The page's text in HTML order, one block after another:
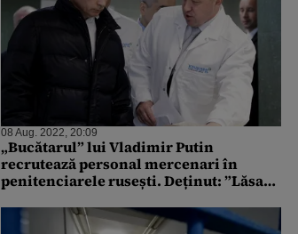
08 Aug. 2022, 20:09
„Bucătarul” lui Vladimir Putin
recrutează personal mercenari în
penitenciarele rusești. Deținut: ”Lăsa
de criminali și tâlhari”